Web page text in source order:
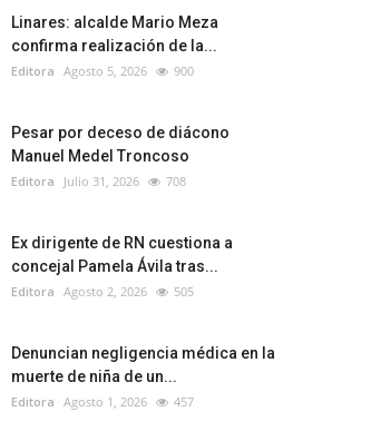
Linares: alcalde Mario Meza
confirma realización de la...
Editora Agosto 5, 2026 900
Pesar por deceso de diácono
Manuel Medel Troncoso
Editora Julio 31, 2026 708
Ex dirigente de RN cuestiona a
concejal Pamela Ávila tras...
Editora Agosto 2, 2026 505
Denuncian negligencia médica en la
muerte de niña de un...
Editora Agosto 1, 2026 457